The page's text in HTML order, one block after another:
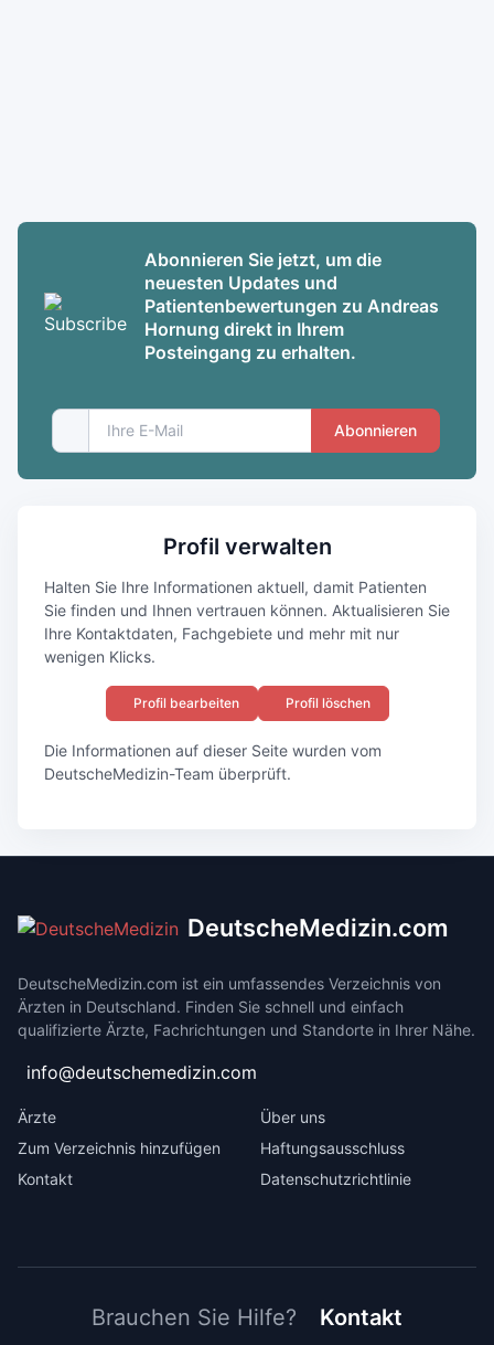
Abonnieren Sie jetzt, um die
neuesten Updates und
Patientenbewertungen zu Andreas
Hornung direkt in Ihrem
Posteingang zu erhalten.
Abonnieren
Profil verwalten
Halten Sie Ihre Informationen aktuell, damit Patienten
Sie finden und Ihnen vertrauen können. Aktualisieren Sie
Ihre Kontaktdaten, Fachgebiete und mehr mit nur
wenigen Klicks.
Profil bearbeiten Profil löschen
Die Informationen auf dieser Seite wurden vom
DeutscheMedizin-Team überprüft.
DeutscheMedizin.com
DeutscheMedizin.com ist ein umfassendes Verzeichnis von
Ärzten in Deutschland. Finden Sie schnell und einfach
qualifizierte Ärzte, Fachrichtungen und Standorte in Ihrer Nähe.
info@deutschemedizin.com
Ärzte
Zum Verzeichnis hinzufügen
Kontakt
Über uns
Haftungsausschluss
Datenschutzrichtlinie
Brauchen Sie Hilfe? Kontakt